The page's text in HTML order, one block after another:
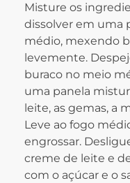
Misture os
dissolver em uma
médio, mexendo
levemente.
buraco no meio
uma panela
leite, as gemas, a
Leve ao fogo
engrossar.
creme de leite e
com o açúcar e o